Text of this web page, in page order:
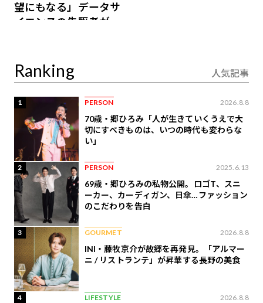
望にもなる」データサ
イエンスの先駆者が語
Ranking 人気記事
1 PERSON 2026.8.8
70歳・郷ひろみ「人が生きていくうえで大
切にすべきものは、いつの時代も変わらな
い」
2 PERSON 2025.6.13
69歳・郷ひろみの私物公開。ロゴT、スニ
ーカー、カーディガン、日傘…ファッション
のこだわりを告白
3 GOURMET 2026.8.8
INI・藤牧京介が故郷を再発見。「アルマー
ニ / リストランテ」が昇華する長野の美食
4 LIFESTYLE 2026.8.8